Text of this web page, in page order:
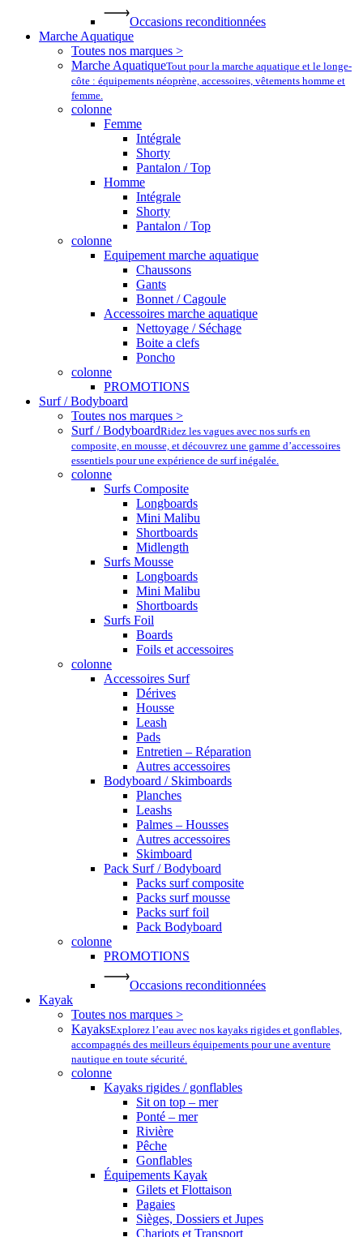
Occasions reconditionnées
Marche Aquatique
Toutes nos marques >
Marche AquatiqueTout pour la marche aquatique et le longe-
côte : équipements néoprène, accessoires, vêtements homme et
femme.
colonne
Femme
Intégrale
Shorty
Pantalon / Top
Homme
Intégrale
Shorty
Pantalon / Top
colonne
Equipement marche aquatique
Chaussons
Gants
Bonnet / Cagoule
Accessoires marche aquatique
Nettoyage / Séchage
Boite a clefs
Poncho
colonne
PROMOTIONS
Surf / Bodyboard
Toutes nos marques >
Surf / BodyboardRidez les vagues avec nos surfs en
composite, en mousse, et découvrez une gamme d’accessoires
essentiels pour une expérience de surf inégalée.
colonne
Surfs Composite
Longboards
Mini Malibu
Shortboards
Midlength
Surfs Mousse
Longboards
Mini Malibu
Shortboards
Surfs Foil
Boards
Foils et accessoires
colonne
Accessoires Surf
Dérives
Housse
Leash
Pads
Entretien – Réparation
Autres accessoires
Bodyboard / Skimboards
Planches
Leashs
Palmes – Housses
Autres accessoires
Skimboard
Pack Surf / Bodyboard
Packs surf composite
Packs surf mousse
Packs surf foil
Pack Bodyboard
colonne
PROMOTIONS
Occasions reconditionnées
Kayak
Toutes nos marques >
KayaksExplorez l’eau avec nos kayaks rigides et gonflables,
accompagnés des meilleurs équipements pour une aventure
nautique en toute sécurité.
colonne
Kayaks rigides / gonflables
Sit on top – mer
Ponté – mer
Rivière
Pêche
Gonflables
Équipements Kayak
Gilets et Flottaison
Pagaies
Sièges, Dossiers et Jupes
Chariots et Transport